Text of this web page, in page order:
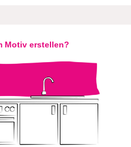
Motiv erstellen?